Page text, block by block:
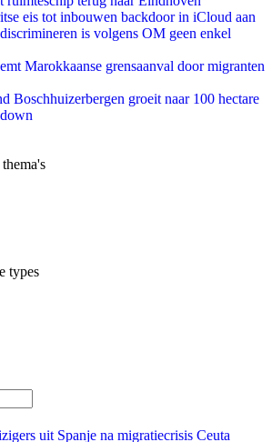
eis tot inbouwen backdoor in iCloud aan
is volgens OM geen enkel
Marokkaanse grensaanval door migranten
Boschhuizerbergen groeit naar 100 hectare
types
uit Spanje na migratiecrisis Ceuta